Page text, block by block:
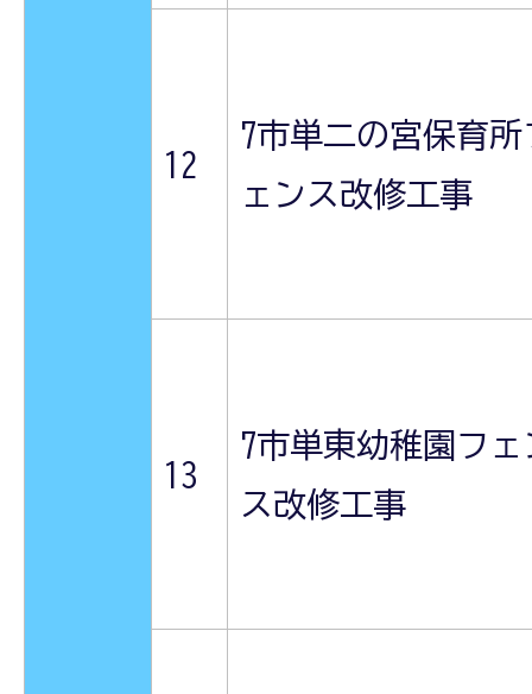
12
7市単二の宮保育所
ェンス改修工事
13
7市単東幼稚園フェ
ス改修工事